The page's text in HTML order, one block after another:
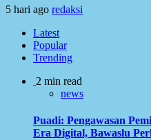
5 hari ago redaksi
Latest
Popular
Trending
2 min read
news
Puadi: Pengawasan
Era Digital, Bawaslu